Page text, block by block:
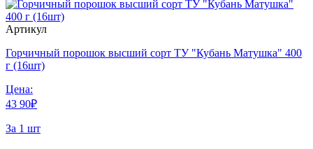
Артикул
Горчичный порошок высший сорт ТУ "Кубань Матушка" 400
г (16шт)
Цена:
43 90₽
За 1 шт